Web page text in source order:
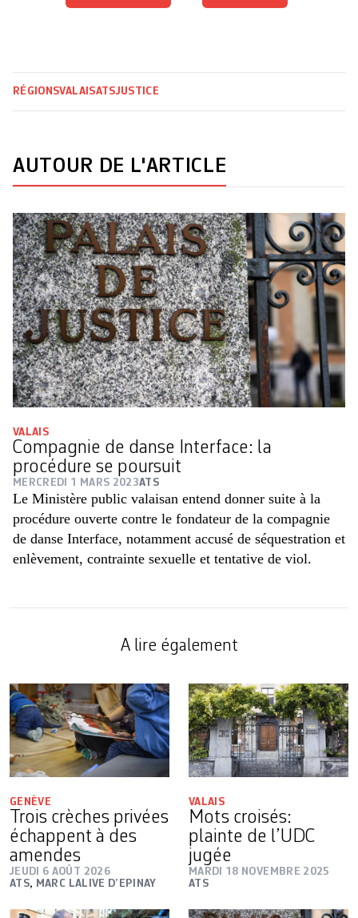
RÉGIONSVALAISATSJUSTICE
AUTOUR DE L'ARTICLE
VALAIS
Compagnie de danse Interface: la
procédure se poursuit
MERCREDI 1 MARS 2023ATS
Le Ministère public valaisan entend donner suite à la
procédure ouverte contre le fondateur de la compagnie
de danse Interface, notamment accusé de séquestration et
enlèvement, contrainte sexuelle et tentative de viol.
A lire également
GENÈVE
Trois crèches privées
échappent à des
amendes
JEUDI 6 AOÛT 2026
ATS, MARC LALIVE D’EPINAY
VALAIS
Mots croisés:
plainte de l’UDC
jugée
MARDI 18 NOVEMBRE 2025
ATS